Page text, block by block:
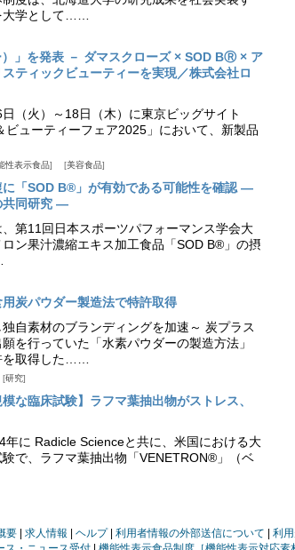
大学として……
」を発表 － ダマスクローズ × SOD BⓇ × ア
ティックビューティーを実現／株式会社ロ
（火）～18日（木）に東京ビッグサイト
ビューティーフェア2025」において、新製品
性表示食品 美容食品
に「SOD B®」が有効である可能性を確認 ―
共同研究 ―
第11回日本スポーツパフォーマンス学会大
ン果汁濃縮エキス加工食品「SOD B®」の摂
炭パウダー製造法で特許取得
自素材のブランディングを加速～ 炭プラス
を行っていた「水素パウダーの製造方法」
を取得した……
研究
な臨床試験】ラフマ葉抽出物がストレス、
に Radicle Scienceと共に、米国における大
で、ラフマ葉抽出物「VENETRON®」（ベ
要 求人情報 ヘルプ 利用者情報の外部送信について 利